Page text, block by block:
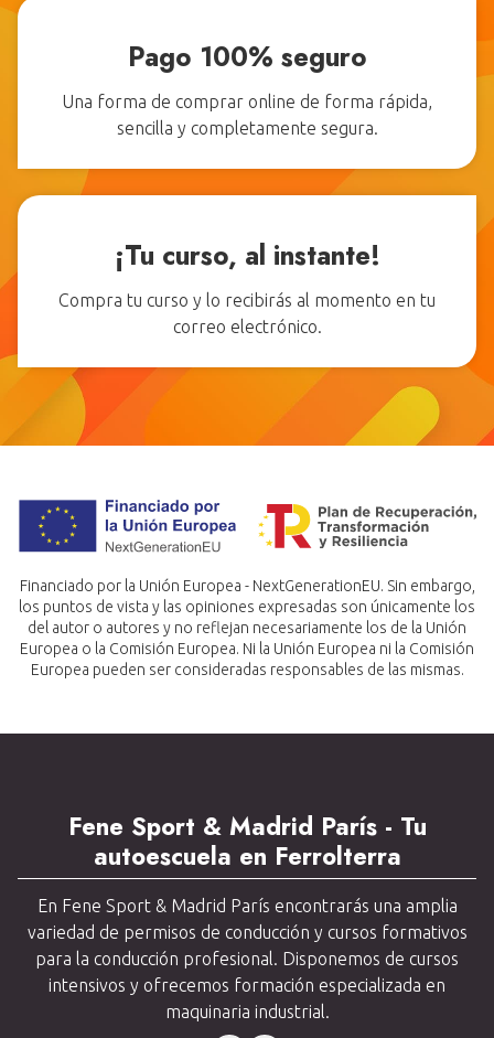
Pago 100% seguro
Una forma de comprar online de forma rápida,
sencilla y completamente segura.
¡Tu curso, al instante!
Compra tu curso y lo recibirás al momento en tu
correo electrónico.
Financiado por la Unión Europea - NextGenerationEU. Sin embargo,
los puntos de vista y las opiniones expresadas son únicamente los
del autor o autores y no reflejan necesariamente los de la Unión
Europea o la Comisión Europea. Ni la Unión Europea ni la Comisión
Europea pueden ser consideradas responsables de las mismas.
Fene Sport & Madrid París - Tu
autoescuela en Ferrolterra
En Fene Sport & Madrid París encontrarás una amplia
variedad de permisos de conducción y cursos formativos
para la conducción profesional. Disponemos de cursos
intensivos y ofrecemos formación especializada en
maquinaria industrial.